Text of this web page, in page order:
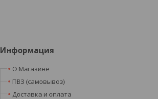
Информация
О Магазине
ПВЗ (самовывоз)
Доставка и оплата